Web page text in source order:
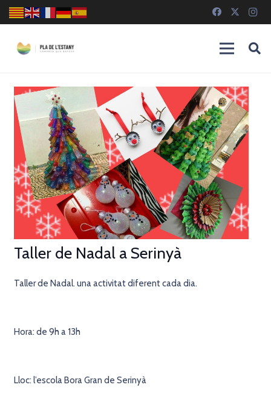
Taller de Nadal a Serinyà
Taller de Nadal. una activitat diferent cada dia.
Hora: de 9h a 13h
Lloc: l’escola Bora Gran de Serinyà